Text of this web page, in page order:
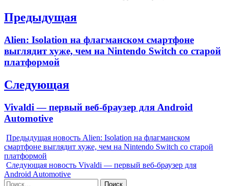
Навигация
записям
Предыдущая
Previous
Alien: Isolation на флагманском смартфоне
выглядит хуже, чем на Nintendo Switch со старой
платформой
Следующая
Next
post:
Vivaldi — первый веб-браузер для Android
Automotive
Предыдущая новость Alien: Isolation на флагманском
смартфоне выглядит хуже, чем на Nintendo Switch со старой
платформой
Следующая новость Vivaldi — первый веб-браузер для
Android Automotive
Найти: